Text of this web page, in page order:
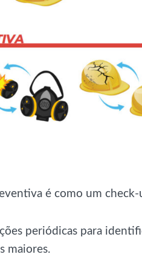
é como um check-
periódicas para
maiores.